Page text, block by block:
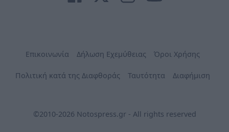
Επικοινωνία Δήλωση Εχεμύθειας Όροι Χρήσης
Πολιτική κατά της Διαφθοράς Ταυτότητα Διαφήμιση
©2010-2026 Notospress.gr - All rights reserved